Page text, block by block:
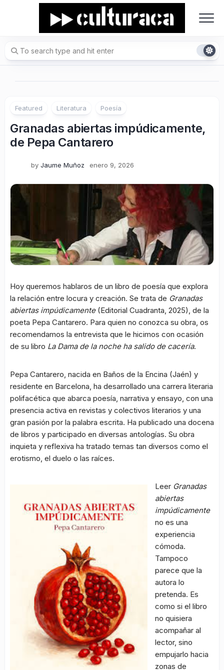
Featured Literatura Poesía
Granadas abiertas impúdicamente,
de Pepa Cantarero
by Jaume Muñoz enero 9, 2026
Hoy queremos hablaros de un libro de poesía que explora
la relación entre locura y creación. Se trata de Granadas
abiertas impúdicamente(Editorial Cuadranta, 2025), de la
poeta Pepa Cantarero. Para quien no conozca su obra, os
recomendamos la entrevista que le hicimos con ocasión
de su libro La Dama de la noche ha salido de cacería.
Pepa Cantarero, nacida en Baños de la Encina (Jaén) y
residente en Barcelona, ha desarrollado una carrera literaria
polifacética que abarca poesía, narrativa y ensayo, con una
presencia activa en revistas y colectivos literarios y una
gran pasión por la palabra escrita. Ha publicado una docena
de libros y participado en diversas antologías. Su obra
inquieta y reflexiva ha tratado temas tan diversos como el
erotismo, el duelo o las raíces.
Leer Granadas
abiertas
impúdicamente
no es una
experiencia
cómoda.
Tampoco
parece que la
autora lo
pretenda. Es
como si el libro
no quisiera
acompañar al
lector, sino
empujarlo hacia
zonas de